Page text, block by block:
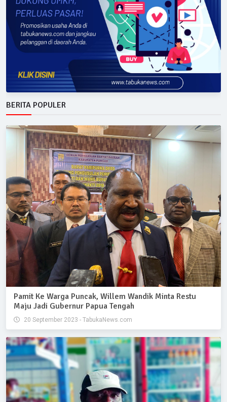
BERITA POPULER
Pamit Ke Warga Puncak, Willem Wandik Minta Restu
Maju Jadi Gubernur Papua Tengah
20 September 2023 - TabukaNews.com